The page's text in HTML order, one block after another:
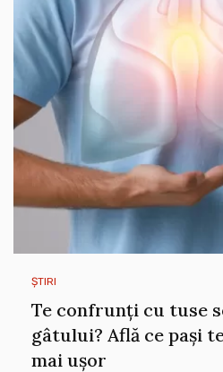
ȘTIRI
Te confrunți cu tuse
gâtului? Află ce pași
mai ușor